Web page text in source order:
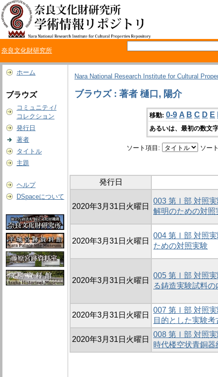
奈良文化財研究所
ホーム
ブラウズ
コミュニティ/
コレクション
発行日
著者
タイトル
主題
ヘルプ
DSpaceについて
Nara National Research Institute for Cultural
ブラウズ : 著者 樋口, 陽介
移動: 0-9 A B C D E
あるいは、最初の数文
ソート項目: ソー
発行日
2020年3月31日火曜日
003 第Ⅰ部 対照実
解明のための対照
2020年3月31日火曜日
004 第Ⅰ部 対照実
ための対照実験
2020年3月31日火曜日
005 第Ⅰ部 対照実
る鋳造実験試料
2020年3月31日火曜日
007 第Ⅰ部 対照実
目的とした実験
2020年3月31日火曜日
008 第Ⅰ部 対照実
時代楼空状青銅